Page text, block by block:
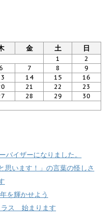
金 土 日
1
2
7 8
9
14 15
16
21 22
23
28 29
30
バイザーになりました。
思います！」の言葉の怪しさ
を輝かせよう
ラス 始まります